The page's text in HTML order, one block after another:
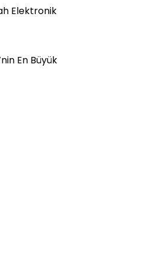
Elektronik
En Büyük